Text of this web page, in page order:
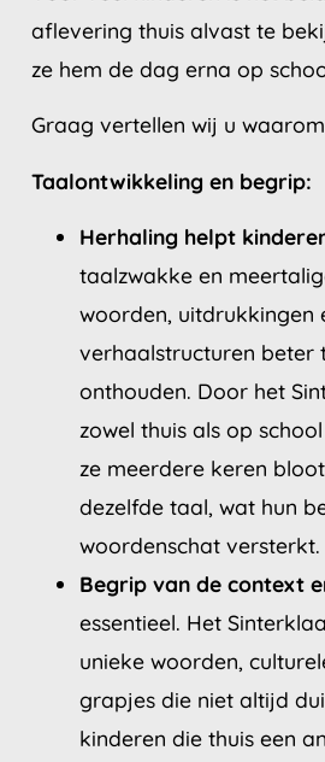
aflevering thuis alvast te
ze hem de dag erna op
Graag vertellen wij u
Taalontwikkeling en begrip:
Herhaling helpt
taalzwakke en
woorden, uitdrukkingen
verhaalstructuren beter
onthouden. Door het
zowel thuis als op
ze meerdere keren
dezelfde taal, wat hun
woordenschat versterkt.
Begrip van de context
essentieel. Het
unieke woorden,
grapjes die niet altijd
kinderen die thuis een